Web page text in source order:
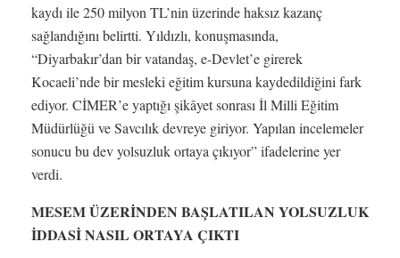
kaydı ile 250 milyon TL’nin üzerinde haksız kazanç
sağlandığını belirtti. Yıldızlı, konuşmasında,
“Diyarbakır’dan bir vatandaş, e-Devlet’e girerek
Kocaeli’nde bir mesleki eğitim kursuna kaydedildiğini fark
ediyor. CİMER’e yaptığı şikâyet sonrası İl Milli Eğitim
Müdürlüğü ve Savcılık devreye giriyor. Yapılan incelemeler
sonucu bu dev yolsuzluk ortaya çıkıyor” ifadelerine yer
verdi.
MESEM ÜZERİNDEN BAŞLATILAN YOLSUZLUK
İDDASİ NASIL ORTAYA ÇIKTI